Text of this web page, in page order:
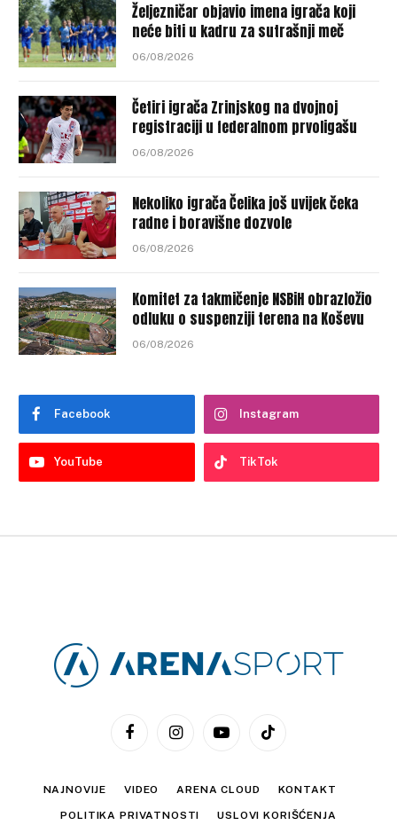
Željezničar objavio imena igrača koji
neće biti u kadru za sutrašnji meč
06/08/2026
Četiri igrača Zrinjskog na dvojnoj
registraciji u federalnom prvoligašu
06/08/2026
Nekoliko igrača Čelika još uvijek čeka
radne i boravišne dozvole
06/08/2026
Komitet za takmičenje NSBiH obrazložio
odluku o suspenziji terena na Koševu
06/08/2026
Facebook Instagram
YouTube TikTok
FacebookInstagramYouTubeTikTok
NAJNOVIJE VIDEO ARENA CLOUD KONTAKT
POLITIKA PRIVATNOSTI USLOVI KORIŠĆENJA